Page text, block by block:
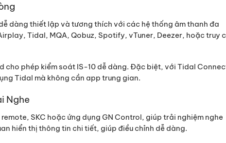
dàng thiết lập và tương thích với các hệ thống âm thanh đa
Tidal, MQA, Qobuz, Spotify, vTuner, Deezer, hoặc truy
cho phép kiểm soát IS-10 dễ dàng. Đặc biệt, với Tidal
Tidal mà không cần app trung gian.
Nghe
SKC hoặc ứng dụng GN Control, giúp trải nghiệm nghe
hiển thị thông tin chi tiết, giúp điều chỉnh dễ dàng.